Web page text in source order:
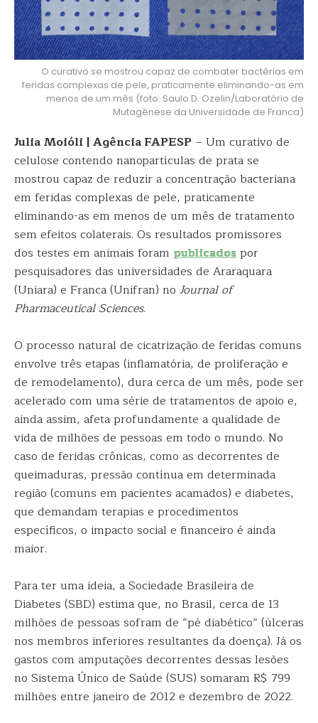
O curativo se mostrou capaz de combater bactérias em
feridas complexas de pele, praticamente eliminando-as em
menos de um mês (foto: Saulo D. Ozelin/Laboratório de
Mutagênese da Universidade de Franca)
Julia Moióli | Agência FAPESP – Um curativo de
celulose contendo nanopartículas de prata se
mostrou capaz de reduzir a concentração bacteriana
em feridas complexas de pele, praticamente
eliminando-as em menos de um mês de tratamento
sem efeitos colaterais. Os resultados promissores
dos testes em animais foram publicadospor
pesquisadores das universidades de Araraquara
(Uniara) e Franca (Unifran) no Journal of
Pharmaceutical Sciences.
O processo natural de cicatrização de feridas comuns
envolve três etapas (inflamatória, de proliferação e
de remodelamento), dura cerca de um mês, pode ser
acelerado com uma série de tratamentos de apoio e,
ainda assim, afeta profundamente a qualidade de
vida de milhões de pessoas em todo o mundo. No
caso de feridas crônicas, como as decorrentes de
queimaduras, pressão contínua em determinada
região (comuns em pacientes acamados) e diabetes,
que demandam terapias e procedimentos
específicos, o impacto social e financeiro é ainda
maior.
Para ter uma ideia, a Sociedade Brasileira de
Diabetes (SBD) estima que, no Brasil, cerca de 13
milhões de pessoas sofram de “pé diabético” (úlceras
nos membros inferiores resultantes da doença). Já os
gastos com amputações decorrentes dessas lesões
no Sistema Único de Saúde (SUS) somaram R$ 799
milhões entre janeiro de 2012 e dezembro de 2022.